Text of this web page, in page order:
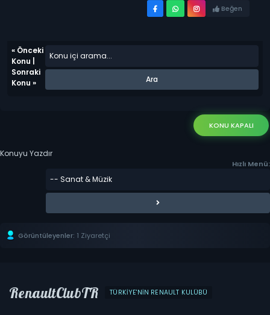
Beğen
« Önceki
Konu
Sonraki
Konu »
KONU KAPALI
Konuyu Yazdır
Hızlı Menü:
Görüntüleyenler: 1 Ziyaretçi
RenaultClubTR TÜRKIYE'NIN RENAULT KULÜBÜ